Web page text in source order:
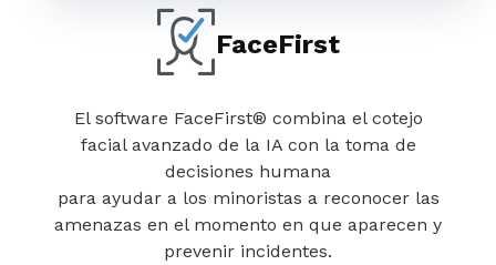
FaceFirst
El software FaceFirst® combina el cotejo
facial avanzado de la IA con la toma de
decisiones humana
para ayudar a los minoristas a reconocer las
amenazas en el momento en que aparecen y
prevenir incidentes.